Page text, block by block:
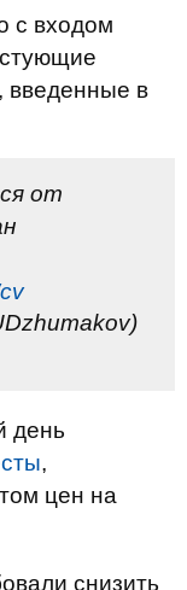
с входом
введенные в
от
день
,
цен на
снизить